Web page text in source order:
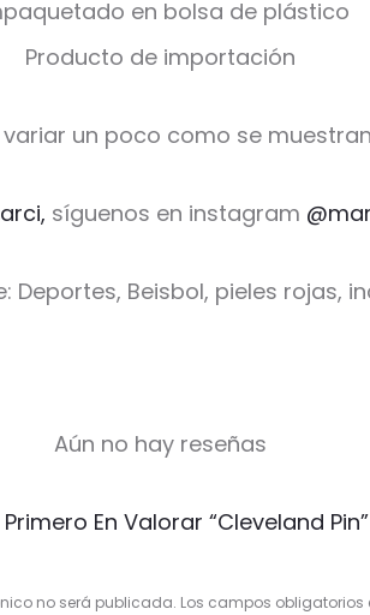
en bolsa de plástico
Producto de importación
un poco como se
síguenos en instagram
Deportes, Beisbol, pieles rojas,
Aún no hay reseñas
Primero En Valorar “Cleveland Pin”
no será publicada. Los campos